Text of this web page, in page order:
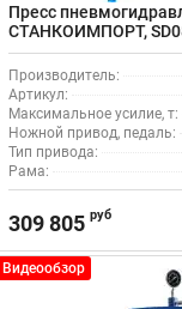
Пресс
СТАНКОИМПОРТ,
Производитель:
Артикул:
Максимальное усилие, т:
Ножной привод, педаль:
Тип привода:
Рама:
309 805 руб
Видеообзор